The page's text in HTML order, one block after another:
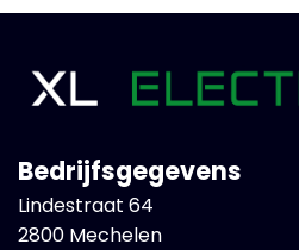
Bedrijfsgegevens
Lindestraat 64
2800 Mechelen